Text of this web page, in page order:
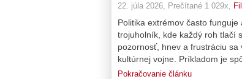
22. júla 2026, Prečítané 1 029x,
Politika extrémov často
trojuholník, kde každý roh tlačí
pozornosť, hnev a frustráciu sa
kultúrnej vojne. Príkladom je
Pokračovanie článku